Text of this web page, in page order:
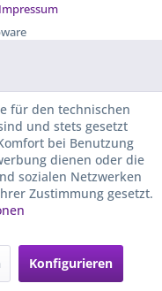
Impressum
für den technischen
und stets gesetzt
bei Benutzung
dienen oder die
sozialen Netzwerken
Zustimmung gesetzt.
Konfigurieren